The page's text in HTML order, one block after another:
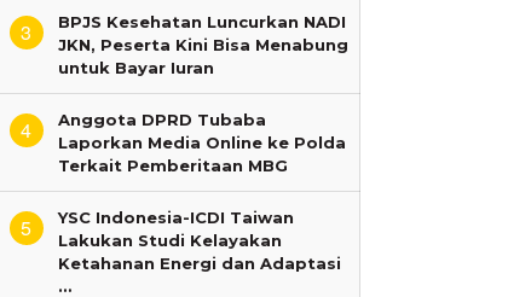
3
BPJS Kesehatan Luncurkan NADI
JKN, Peserta Kini Bisa Menabung
untuk Bayar Iuran
4
Anggota DPRD Tubaba
Laporkan Media Online ke Polda
Terkait Pemberitaan MBG
5
YSC Indonesia-ICDI Taiwan
Lakukan Studi Kelayakan
Ketahanan Energi dan Adaptasi
…